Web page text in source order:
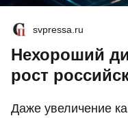
svpressa.ru
Нехороший
рост
Даже увеличение